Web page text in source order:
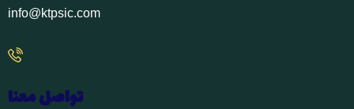
info@ktpsic.com
تواصل معنا